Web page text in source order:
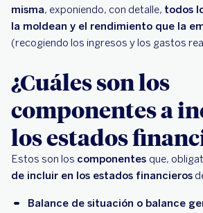
misma, exponiendo, con detalle, todos
la moldean y el rendimiento que la
(recogiendo los ingresos y los gastos
¿Cuáles son los
componentes a
los estados
Estos son los componentes que,
de incluir en los estados financieros
Balance de situación o balance